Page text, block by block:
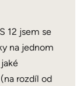
12 jsem se
na jednom
rozdíl od